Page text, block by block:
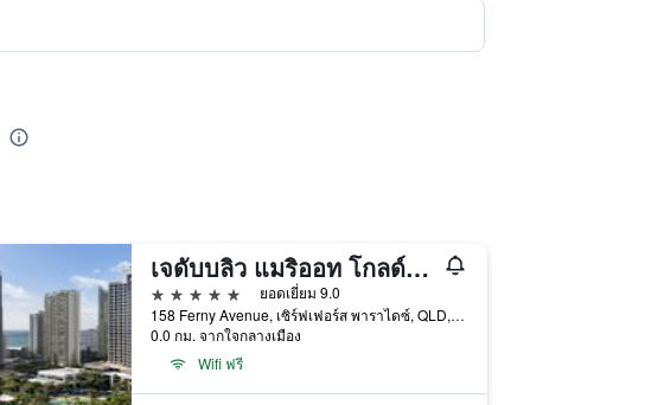
เจดับบลิว แมริออท โกลด์โคสต์ รีสอร์ท แอนด์ สปา
5 ดาว
ยอดเยี่ยม 9.0
158 Ferny Avenue, เซิร์ฟเฟอร์ส พาราไดซ์, QLD, ออสเตรเลีย
0.0 กม. จากใจกลางเมือง
Wifi ฟรี